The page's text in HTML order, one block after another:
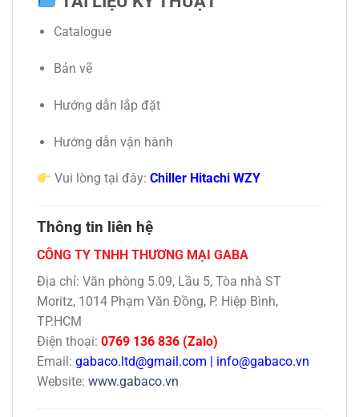
Catalogue
Bản vẽ
Hướng dẫn lắp đặt
Hướng dẫn vận hành
Vui lòng tại đây:Chiller Hitachi WZY
Thông tin liên hệ
CÔNG TY TNHH THƯƠNG MẠI GABA
Địa chỉ: Văn phòng 5.09, Lầu 5, Tòa nhà ST
Moritz, 1014 Phạm Văn Đồng, P. Hiệp Bình,
TP.HCM
Điện thoại: 0769 136 836 (Zalo)
Email: gabaco.ltd@gmail.com | info@gabaco.vn
Website: www.gabaco.vn